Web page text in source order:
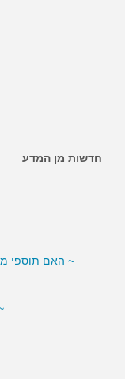
חדשות מן המדע
~ האם
~ האם תוספי